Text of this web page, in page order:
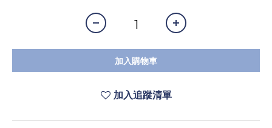
加入購物車
加入追蹤清單